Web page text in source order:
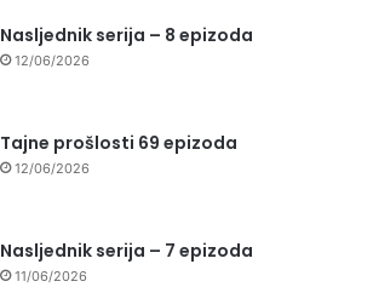
Nasljednik serija – 8 epizoda
12/06/2026
Tajne prošlosti 69 epizoda
12/06/2026
Nasljednik serija – 7 epizoda
11/06/2026